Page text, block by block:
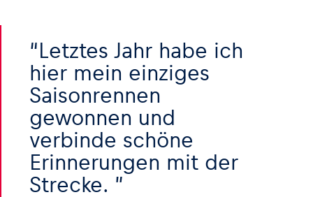
Letztes Jahr habe ich
hier mein einziges
Saisonrennen
gewonnen und
verbinde schöne
Erinnerungen mit der
Strecke.